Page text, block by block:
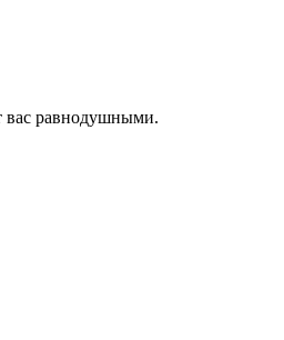
вас равнодушными.